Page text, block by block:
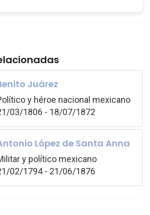
Juárez
y héroe nacional mexicano
03/1806 - 18/07/1872
López de Santa Anna
y político mexicano
02/1794 - 21/06/1876